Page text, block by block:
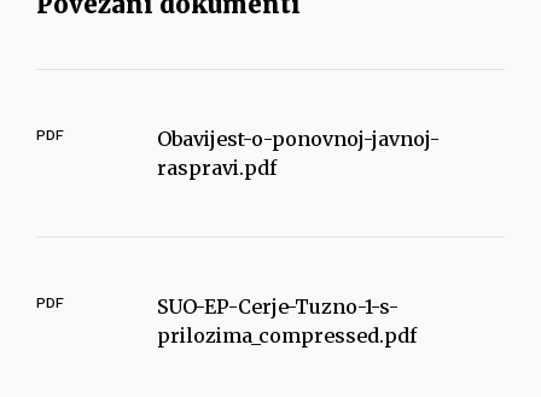
PDF
Obavijest-o-ponovnoj-javnoj-
raspravi.pdf
PDF
SUO-EP-Cerje-Tuzno-1-s-
prilozima_compressed.pdf